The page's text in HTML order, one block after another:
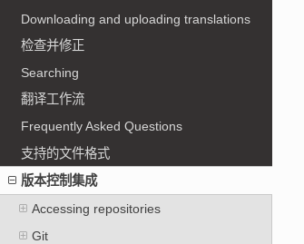
Downloading and uploading translations
检查并修正
Searching
翻译工作流
Frequently Asked Questions
支持的文件格式
版本控制集成
Accessing repositories
Git